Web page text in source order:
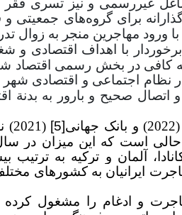
غیررسمی و نیز تسری فقر
برای گروههای جمعیتی و
با ورود مهاجرین منجر به
برخوردار با اهداف اقتصادی و
کافی در بخش رسمی
نظام اجتماعی و اقتصادی شهر
اتصال صحیح و بارور به
(2022) و بانک جهانی [5]
آلمان و ترکیه به
ایرانیان به کشورهای
و ادغام را مشغول کرده